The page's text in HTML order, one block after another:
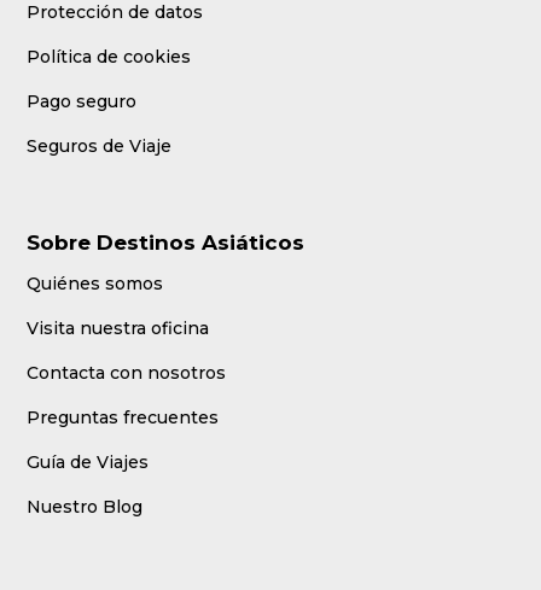
Protección de datos
Política de cookies
Pago seguro
Seguros de Viaje
Sobre Destinos Asiáticos
Quiénes somos
Visita nuestra oficina
Contacta con nosotros
Preguntas frecuentes
Guía de Viajes
Nuestro Blog